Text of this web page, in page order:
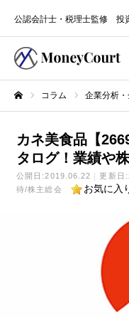
公認会計士・税理士監修 投
コラム 企業分析
カネ美食品【
タログ！業績や
公開日:2019.06.22 更新日
待/株主総会
お気に入